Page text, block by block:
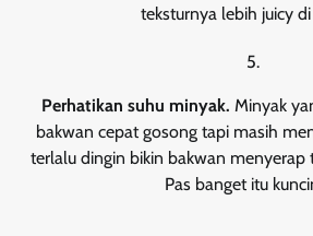
teksturnya lebih juicy
Perhatikan suhu minyak. Minyak
bakwan cepat gosong tapi masih
terlalu dingin bikin bakwan menyerap
Pas banget itu